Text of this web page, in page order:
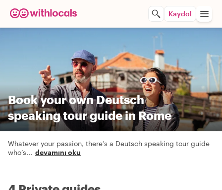
Kaydol
Book your own Deutsch
speaking tour guide in Rome
Whatever your passion, there’s a Deutsch speaking tour guide
who’s... devamını oku